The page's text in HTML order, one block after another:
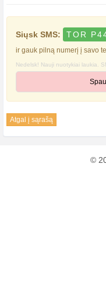
Siųsk SMS: TOR
ir gauk pilną numerį į savo
Nedelsk! Nauji nuotykiai laukia.
Atgal į sąrašą
©